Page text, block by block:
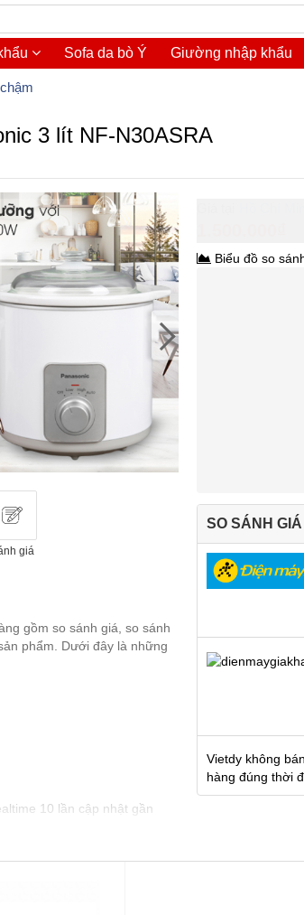
Sofa da bò Ý Giường nhập khẩu
3 lít NF-N30ASRA
giá
gồm so sánh giá, so sánh
phẩm. Dưới đây là những
10 lần cập nhật gần
Biểu đồ so
SO SÁNH
Vietdy không
hàng đúng thời